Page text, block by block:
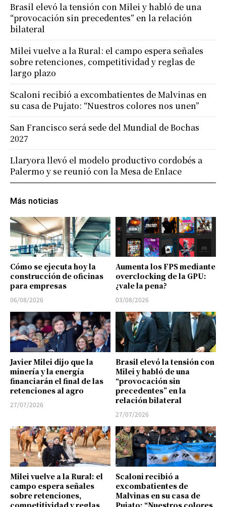
Más noticias
Cómo se ejecuta hoy la
construcción de oficinas
para empresas
06/08/2026
Aumenta los FPS mediante
overclocking de la GPU:
¿vale la pena?
03/08/2026
Javier Milei dijo que la
minería y la energía
financiarán el final de las
retenciones al agro
27/07/2026
Brasil elevó la tensión con
Milei y habló de una
“provocación sin
precedentes” en la
relación bilateral
27/07/2026
Milei vuelve a la Rural: el
campo espera señales
sobre retenciones,
competitividad y reglas
Scaloni recibió a
excombatientes de
Malvinas en su casa de
Pujato: “Nuestros colores
Brasil elevó la tensión con Milei y habló de una
“provocación sin precedentes” en la relación
bilateral
Milei vuelve a la Rural: el campo espera señales
sobre retenciones, competitividad y reglas de
largo plazo
Scaloni recibió a excombatientes de Malvinas en
su casa de Pujato: “Nuestros colores nos unen”
San Francisco será sede del Mundial de Bochas
2027
Llaryora llevó el modelo productivo cordobés a
Palermo y se reunió con la Mesa de Enlace